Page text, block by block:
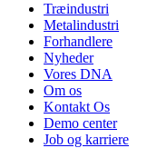
Træindustri
Metalindustri
Forhandlere
Nyheder
Vores DNA
Om os
Kontakt Os
Demo center
Job og karriere